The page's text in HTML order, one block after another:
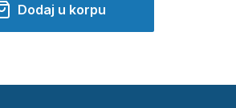
Dodaj u korpu